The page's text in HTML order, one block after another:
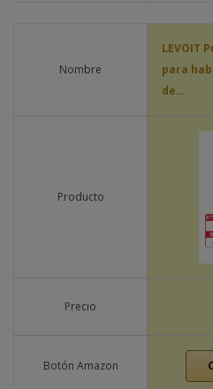
Nombre
LEVOIT
para
de…
Producto
Precio
Botón Amazon